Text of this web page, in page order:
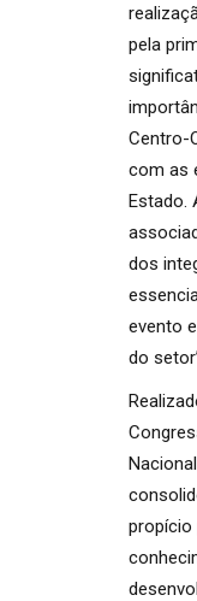
pela
Centro-
com as
Estado.
dos
evento
do
propício